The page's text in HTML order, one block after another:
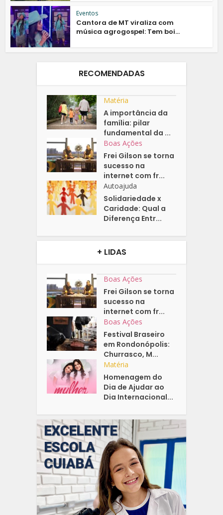
Eventos
Cantora de MT viraliza com
música agrogospel: Tem boi...
RECOMENDADAS
Matéria
A importância da
família: pilar
fundamental da ...
Boas Ações
Frei Gilson se torna
sucesso na
internet com fr...
Autoajuda
Solidariedade x
Caridade: Qual a
Diferença Entr...
+ LIDAS
Boas Ações
Frei Gilson se torna
sucesso na
internet com fr...
Boas Ações
Festival Braseiro
em Rondonópolis:
Churrasco, M...
Matéria
Homenagem do
Dia de Ajudar ao
Dia Internacional...